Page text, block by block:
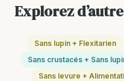
Explorez
Sans lupin + Flexitarien
Sans crustacés + Sans
Sans levure +